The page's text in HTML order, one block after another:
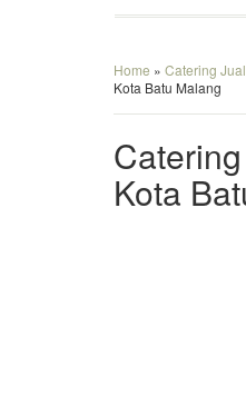
Home » Catering
Kota Batu Malang
Kota